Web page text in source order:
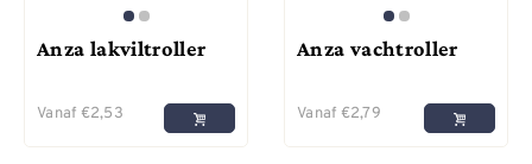
Anza lakviltroller
Vanaf €2,53
Anza vachtroller
Vanaf €2,79